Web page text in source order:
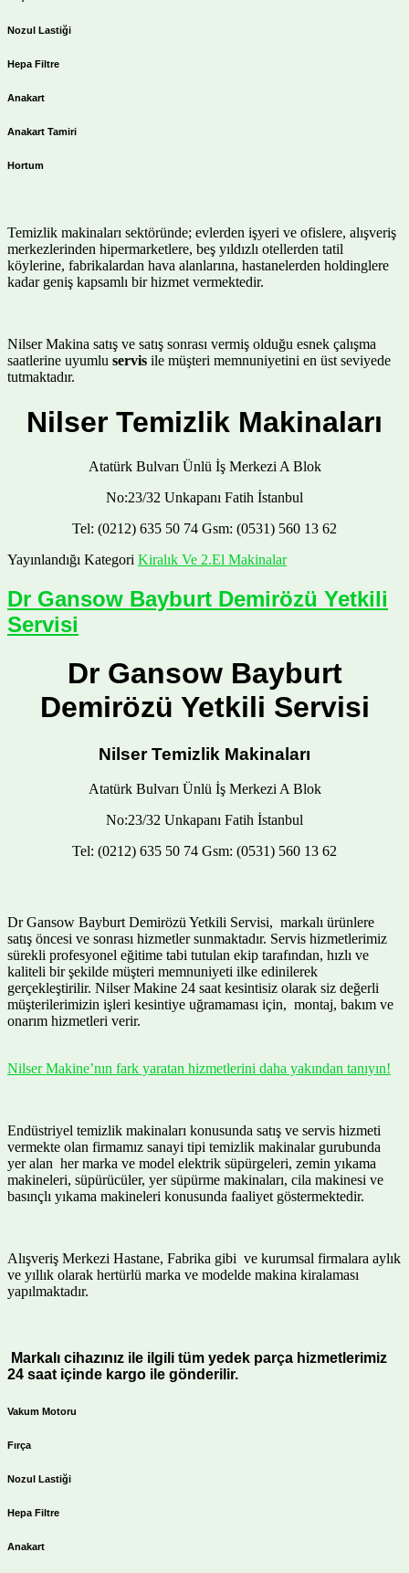
Nozul Lastiği
Hepa Filtre
Anakart
Anakart Tamiri
Hortum
Temizlik makinaları sektöründe; evlerden işyeri ve ofislere, alışveriş
merkezlerinden hipermarketlere, beş yıldızlı otellerden tatil
köylerine, fabrikalardan hava alanlarına, hastanelerden holdinglere
kadar geniş kapsamlı bir hizmet vermektedir.
Nilser Makina satış ve satış sonrası vermiş olduğu esnek çalışma
saatlerine uyumlu servis ile müşteri memnuniyetini en üst seviyede
tutmaktadır.
Nilser Temizlik Makinaları
Atatürk Bulvarı Ünlü İş Merkezi A Blok
No:23/32 Unkapanı Fatih İstanbul
Tel: (0212) 635 50 74 Gsm: (0531) 560 13 62
Yayınlandığı Kategori Kiralık Ve 2.El Makinalar
Dr Gansow Bayburt Demirözü Yetkili
Servisi
Dr Gansow Bayburt
Demirözü Yetkili Servisi
Nilser Temizlik Makinaları
Atatürk Bulvarı Ünlü İş Merkezi A Blok
No:23/32 Unkapanı Fatih İstanbul
Tel: (0212) 635 50 74 Gsm: (0531) 560 13 62
Dr Gansow Bayburt Demirözü Yetkili Servisi, markalı ürünlere
satış öncesi ve sonrası hizmetler sunmaktadır. Servis hizmetlerimiz
sürekli profesyonel eğitime tabi tutulan ekip tarafından, hızlı ve
kaliteli bir şekilde müşteri memnuniyeti ilke edinilerek
gerçekleştirilir. Nilser Makine 24 saat kesintisiz olarak siz değerli
müşterilerimizin işleri kesintiye uğramaması için, montaj, bakım ve
onarım hizmetleri verir.
Nilser Makine’nın fark yaratan hizmetlerini daha yakından tanıyın!
Endüstriyel temizlik makinaları konusunda satış ve servis hizmeti
vermekte olan firmamız sanayi tipi temizlik makinalar gurubunda
yer alan her marka ve model elektrik süpürgeleri, zemin yıkama
makineleri, süpürücüler, yer süpürme makinaları, cila makinesi ve
basınçlı yıkama makineleri konusunda faaliyet göstermektedir.
Alışveriş Merkezi Hastane, Fabrika gibi ve kurumsal firmalara aylık
ve yıllık olarak hertürlü marka ve modelde makina kiralaması
yapılmaktadır.
Markalı cihazınız ile ilgili tüm yedek parça hizmetlerimiz
24 saat içinde kargo ile gönderilir.
Vakum Motoru
Fırça
Nozul Lastiği
Hepa Filtre
Anakart